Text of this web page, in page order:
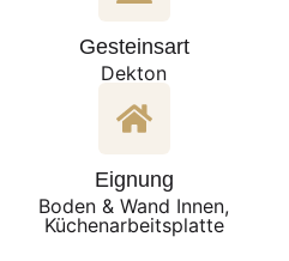
Gesteinsart
Dekton
Eignung
Boden & Wand Innen,
Küchenarbeitsplatte